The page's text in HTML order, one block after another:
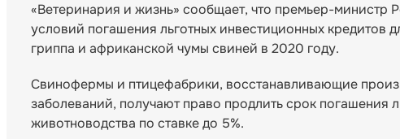
«Ветеринария и жизнь» сообщает, что премьер-
условий погашения льготных инвестиционных кредитов
гриппа и африканской чумы свиней в 2020 году.
Свинофермы и птицефабрики, восстанавливающие
заболеваний, получают право продлить срок погашения
животноводства по ставке до 5%.